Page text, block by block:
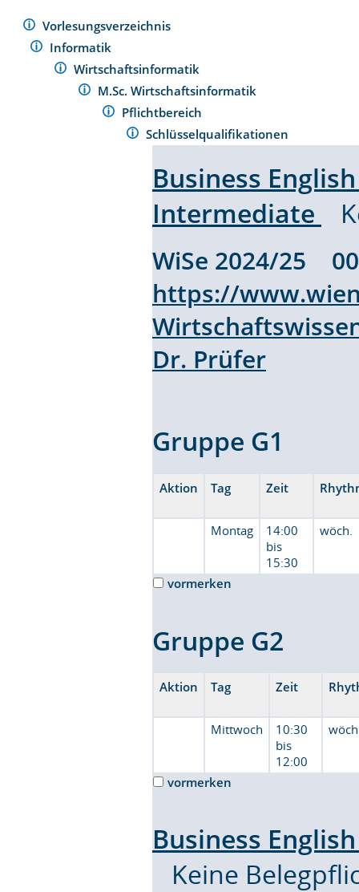
Vorlesungsverzeichnis
Informatik
Wirtschaftsinformatik
M.Sc. Wirtschaftsinformatik
Pflichtbereich
Schlüsselqualifikationen
Business
Intermediate
WiSe 2024/25
https://
Dr. Prüfer
Gruppe G1
Aktion Tag Zeit
Montag
14:00
bis
15:30
wöch.
vormerken
Gruppe G2
Aktion Tag Zeit
Mittwoch
10:30
bis
12:00
vormerken
Business
Keine